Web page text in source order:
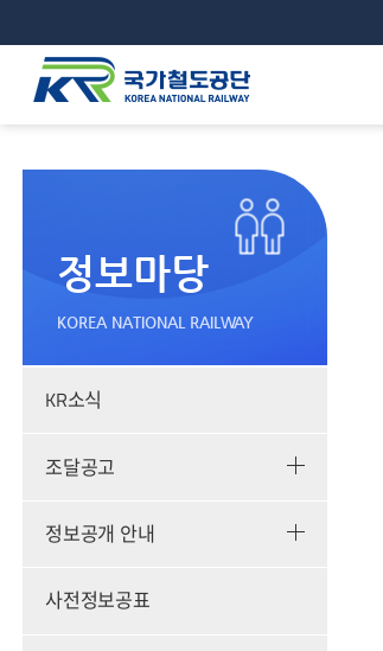
정보마당
KOREA NATIONAL RAILWAY
KR소식
조달공고
정보공개 안내
사전정보공표